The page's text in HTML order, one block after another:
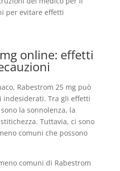
per evitare effetti
online: effetti
Rabestrom 25 mg può
indesiderati. Tra gli effetti
la sonnolenza, la
Tuttavia, ci sono
comuni che possono
comuni di Rabestrom